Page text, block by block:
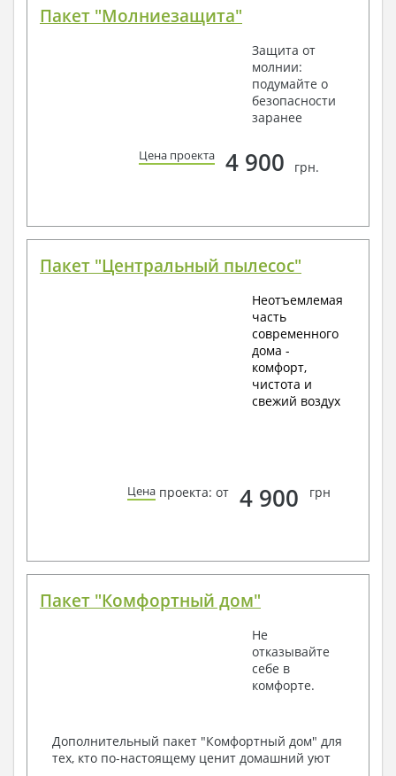
Пакет "Молниезащита"
Защита от
молнии:
подумайте о
безопасности
заранее
Цена проекта 4 900 грн.
Пакет "Центральный пылесос"
Неотъемлемая
часть
современного
дома -
комфорт,
чистота и
свежий воздух
Цена проекта: от 4 900 грн
Пакет "Комфортный дом"
Не
отказывайте
себе в
комфорте.
Дополнительный пакет "Комфортный дом" для
тех, кто по-настоящему ценит домашний уют